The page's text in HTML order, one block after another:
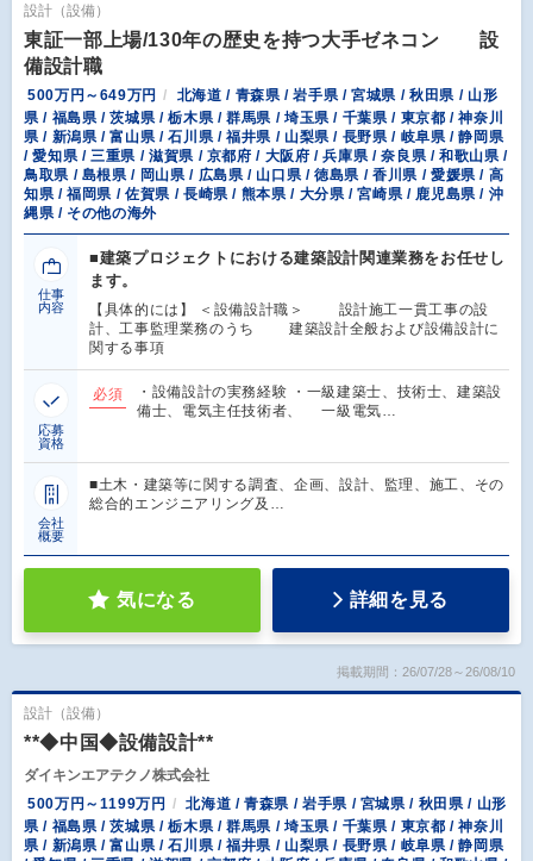
設計（設備）
東証一部上場/130年の歴史を持つ大手ゼネコン 設
備設計職
500万円～649万円
北海道 / 青森県 / 岩手県 / 宮城県 / 秋田県 / 山形
県 / 福島県 / 茨城県 / 栃木県 / 群馬県 / 埼玉県 / 千葉県 / 東京都 / 神奈川
県 / 新潟県 / 富山県 / 石川県 / 福井県 / 山梨県 / 長野県 / 岐阜県 / 静岡県
/ 愛知県 / 三重県 / 滋賀県 / 京都府 / 大阪府 / 兵庫県 / 奈良県 / 和歌山県 /
鳥取県 / 島根県 / 岡山県 / 広島県 / 山口県 / 徳島県 / 香川県 / 愛媛県 / 高
知県 / 福岡県 / 佐賀県 / 長崎県 / 熊本県 / 大分県 / 宮崎県 / 鹿児島県 / 沖
縄県 / その他の海外
仕事
内容
■建築プロジェクトにおける建築設計関連業務をお任せし
ます。
【具体的には】 ＜設備設計職＞ 設計施工一貫工事の設
計、工事監理業務のうち 建築設計全般および設備設計に
関する事項
応募
資格
必須
・設備設計の実務経験 ・一級建築士、技術士、建築設
備士、電気主任技術者、 一級電気…
会社
概要
■土木・建築等に関する調査、企画、設計、監理、施工、その
総合的エンジニアリング及…
気になる 詳細を見る
掲載期間：26/07/28～26/08/10
設計（設備）
**◆中国◆設備設計**
ダイキンエアテクノ株式会社
500万円～1199万円
北海道 / 青森県 / 岩手県 / 宮城県 / 秋田県 / 山形
県 / 福島県 / 茨城県 / 栃木県 / 群馬県 / 埼玉県 / 千葉県 / 東京都 / 神奈川
県 / 新潟県 / 富山県 / 石川県 / 福井県 / 山梨県 / 長野県 / 岐阜県 / 静岡県